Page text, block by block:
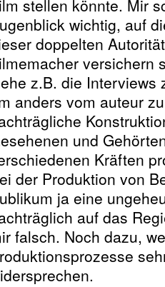
stellen könnte. Mir
wichtig, auf
doppelten
versichern
z.B. die Interviews
anders vom auteur
und
Kräften
der Produktion von
ja eine
auf das
falsch. Noch dazu,